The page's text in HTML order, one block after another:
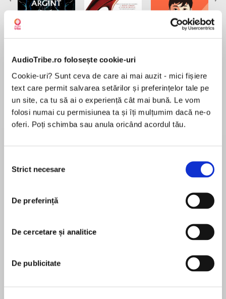
AudioTribe.ro folosește cookie-uri
Cookie-uri? Sunt ceva de care ai mai auzit - mici fișiere
text care permit salvarea setărilor și preferințelor tale pe
un site, ca tu să ai o experiență cât mai bună. Le vom
folosi numai cu permisiunea ta și îți mulțumim dacă ne-o
oferi. Poți schimba sau anula oricând acordul tău.
consimțământului
Strict necesare
De preferință
De cercetare și analitice
De publicitate
de...
Dani Francis
la...
Lauren Weisberger
Desprecarte
Edward Jenner, the man who fought the terrible
disease, smallpox
lady with the lamp’
Elizabeth Garrett, England’s first female doctor
understand the human mind
În acest moment nu există recenzii
Unknown